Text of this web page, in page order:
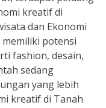
kreatif di
dan Ekonomi
memiliki potensi
fashion, desain,
sedang
yang lebih
kreatif di Tanah